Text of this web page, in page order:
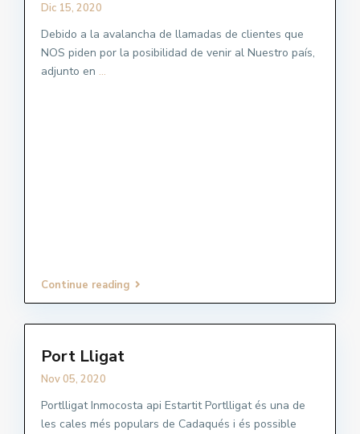
Dic 15, 2020
Debido a la avalancha de llamadas de clientes que
NOS piden por la posibilidad de venir al Nuestro país,
adjunto en ...
Continue reading
Port Lligat
Nov 05, 2020
Portlligat Inmocosta api Estartit Portlligat és una de
les cales més populars de Cadaqués i és possible